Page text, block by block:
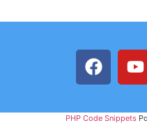
PHP Code Snippets